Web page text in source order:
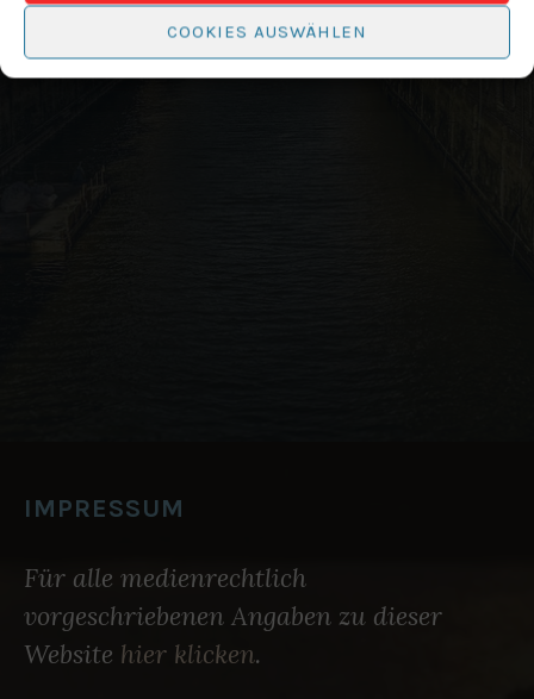
COOKIES AUSWÄHLEN
IMPRESSUM
Für alle medienrechtlich
vorgeschriebenen Angaben zu dieser
Website hier klicken.